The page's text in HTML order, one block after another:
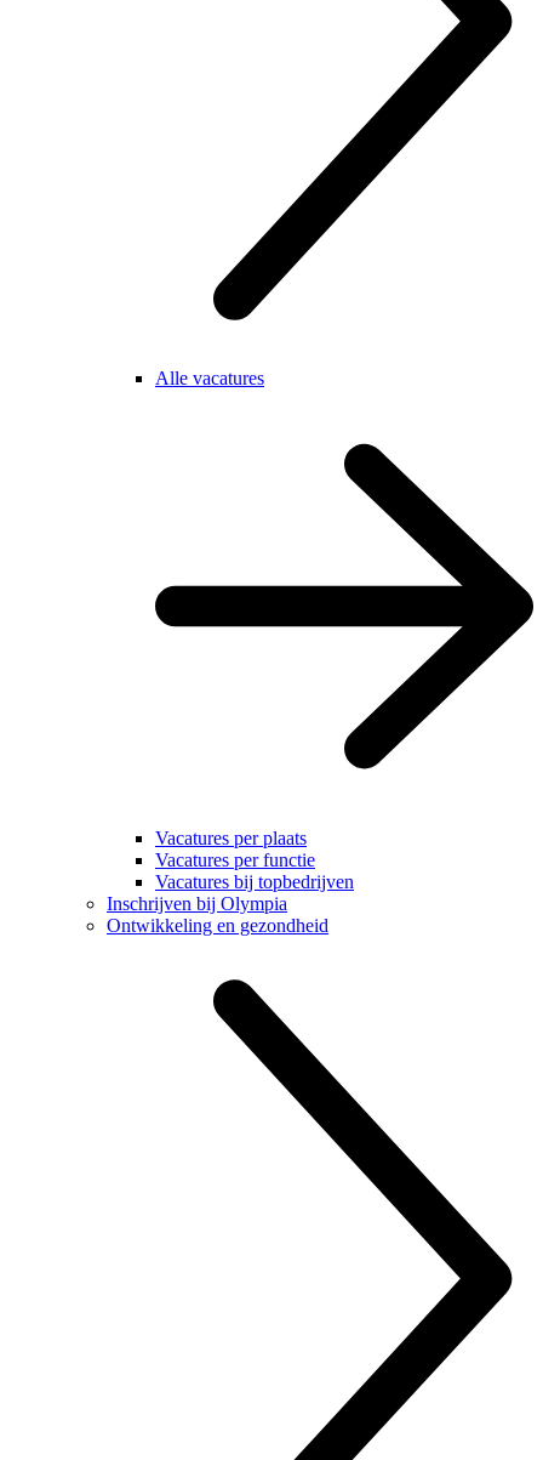
Alle vacatures
Vacatures per plaats
Vacatures per functie
Vacatures bij topbedrijven
Inschrijven bij Olympia
Ontwikkeling en gezondheid